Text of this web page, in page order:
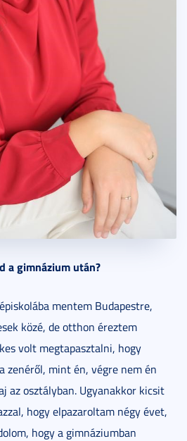
a gimnázium után?
mentem Budapestre,
közé, de otthon éreztem
volt megtapasztalni, hogy
zenéről, mint én, végre nem én
az osztályban. Ugyanakkor kicsit
hogy elpazaroltam négy évet,
hogy a gimnáziumban